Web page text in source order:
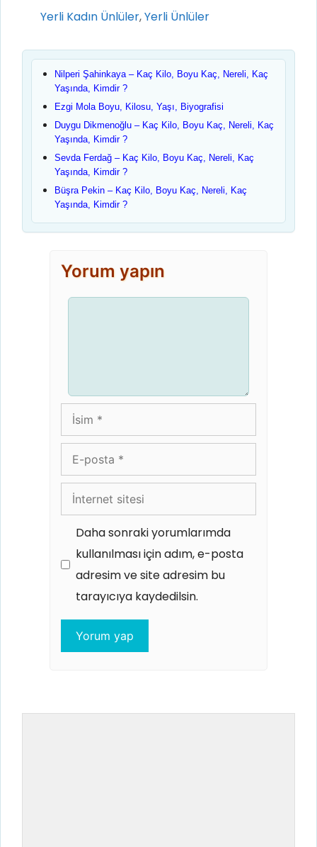
Kategoriler
Yerli Kadın Ünlüler,Yerli Ünlüler
Nilperi Şahinkaya – Kaç Kilo, Boyu Kaç, Nereli, Kaç
Yaşında, Kimdir ?
Ezgi Mola Boyu, Kilosu, Yaşı, Biyografisi
Duygu Dikmenoğlu – Kaç Kilo, Boyu Kaç, Nereli, Kaç
Yaşında, Kimdir ?
Sevda Ferdağ – Kaç Kilo, Boyu Kaç, Nereli, Kaç
Yaşında, Kimdir ?
Büşra Pekin – Kaç Kilo, Boyu Kaç, Nereli, Kaç
Yaşında, Kimdir ?
Yorum yapın
İsim
posta
İnternet
sitesi
Daha sonraki yorumlarımda
kullanılması için adım, e-posta
adresim ve site adresim bu
tarayıcıya kaydedilsin.